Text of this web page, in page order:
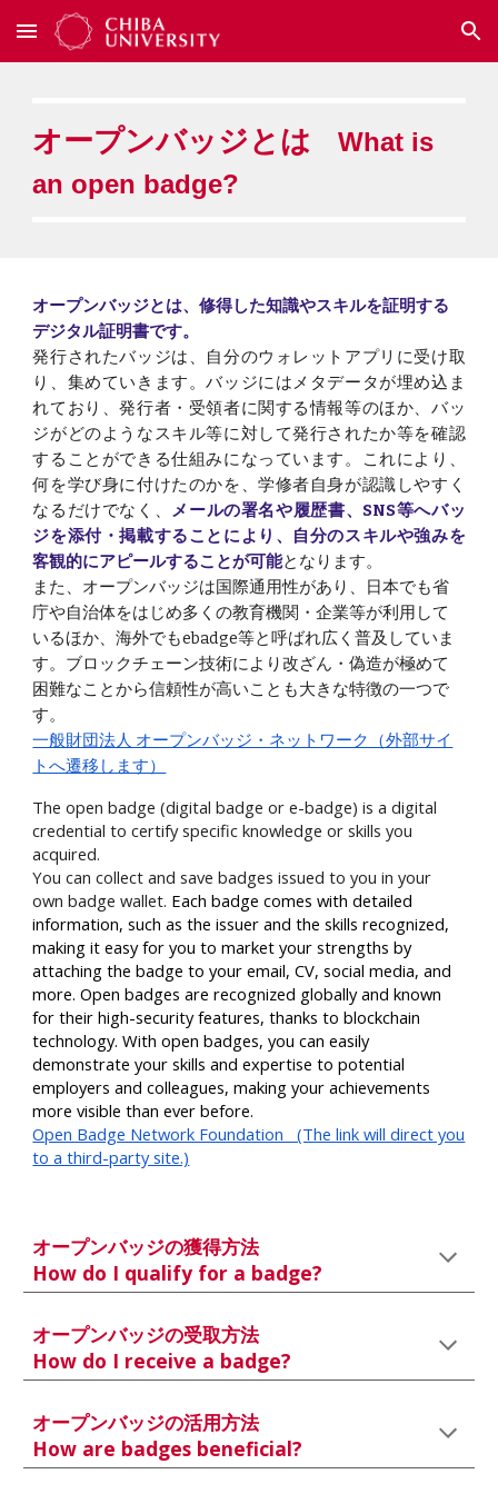
Skip to main content Skip to navigation
オープンバッジとはWhat is
an open badge?
オープンバッジとは、修得した知識やスキルを証明する
デジタル証明書です。
発行されたバッジは、自分のウォレットアプリに受け取
り、集めていきます。バッジにはメタデータが埋め込ま
れており、発行者・受領者に関する情報等のほか、バッ
ジがどのようなスキル等に対して発行されたか等を確認
することができる仕組みになっています。これにより、
何を学び身に付けたのかを、学修者自身が認識しやすく
なるだけでなく、 メールの署名や履歴書、SNS等へバッ
ジを添付・掲載することにより、自分のスキルや強みを
客観的にアピールすることが可能となります。
また、オープンバッジは国際通用性があり、日本でも省
庁や自治体をはじめ多くの教育機関・企業等が利用して
いるほか、海外でもebadge等と呼ばれ広く普及していま
す。ブロックチェーン技術により改ざん・偽造が極めて
困難なことから信頼性が高いことも大きな特徴の一つで
す。
一般財団法人 オープンバッジ・ネットワーク（外部サイ
トへ遷移します）
The open badge (digital badge or e-badge) is a digital
credential to certify specific knowledge or skills you
acquired.
You can collect and save badges issued to you in your
own badge wallet. Each badge comes with detailed
information, such as the issuer and the skills recognized,
making it easy for you to market your strengths by
attaching the badge to your email, CV, social media, and
more. Open badges are recognized globally and known
for their high-security features, thanks to blockchain
technology. With open badges, you can easily
demonstrate your skills and expertise to potential
employers and colleagues, making your achievements
more visible than ever before.
Open Badge Network Foundation (The link will direct you
to a third-party site.)
オープンバッジの獲得方法
How do I qualify for a badge?
オープンバッジの受取方法
How do I receive a badge?
オープンバッジの活用方法
How are badges beneficial?